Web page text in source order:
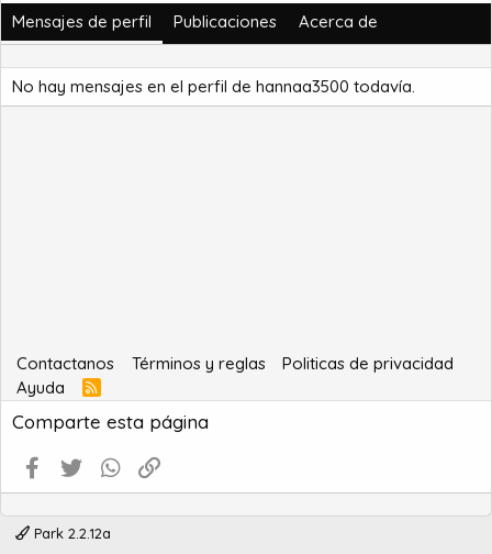
Mensajes de perfil Publicaciones Acerca de
No hay mensajes en el perfil de hannaa3500 todavía.
Contactanos Términos y reglas
Politicas de privacidad
Ayuda
R
S
S
Comparte esta página
Facebook
Twitter WhatsApp
Park 2.2.12a